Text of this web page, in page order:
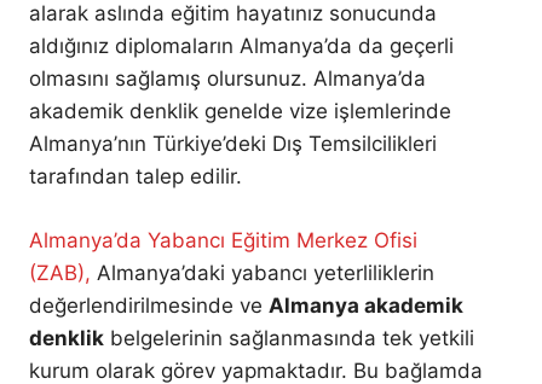
alarak aslında eğitim hayatınız sonucunda
aldığınız diplomaların Almanya’da da geçerli
olmasını sağlamış olursunuz. Almanya’da
akademik denklik genelde vize işlemlerinde
Almanya’nın Türkiye’deki Dış Temsilcilikleri
tarafından talep edilir.
Almanya’da Yabancı Eğitim Merkez Ofisi
(ZAB), Almanya’daki yabancı yeterliliklerin
değerlendirilmesinde ve Almanya akademik
denklik belgelerinin sağlanmasında tek yetkili
kurum olarak görev yapmaktadır. Bu bağlamda